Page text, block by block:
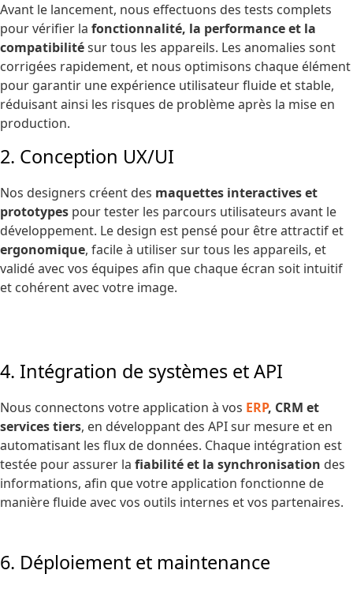
Avant le lancement, nous effectuons des tests complets
pour vérifier la fonctionnalité, la performance et la
compatibilitésur tous les appareils. Les anomalies sont
corrigées rapidement, et nous optimisons chaque élément
pour garantir une expérience utilisateur fluide et stable,
réduisant ainsi les risques de problème après la mise en
production.
2. Conception UX/UI
Nos designers créent des maquettes interactives et
prototypes pour tester les parcours utilisateurs avant le
développement. Le design est pensé pour être attractif et
ergonomique, facile à utiliser sur tous les appareils, et
validé avec vos équipes afin que chaque écran soit intuitif
et cohérent avec votre image.
4. Intégration de systèmes et API
Nous connectons votre application à vos ERP, CRM et
services tiers, en développant des API sur mesure et en
automatisant les flux de données. Chaque intégration est
testée pour assurer la fiabilité et la synchronisation des
informations, afin que votre application fonctionne de
manière fluide avec vos outils internes et vos partenaires.
6. Déploiement et maintenance